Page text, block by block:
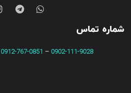
شماره تماس
0902-111-9028
–
0912-767-0851